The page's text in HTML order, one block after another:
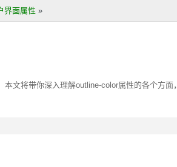
界面属性 »
本文将带你深入理解outline-color属性的各个方面